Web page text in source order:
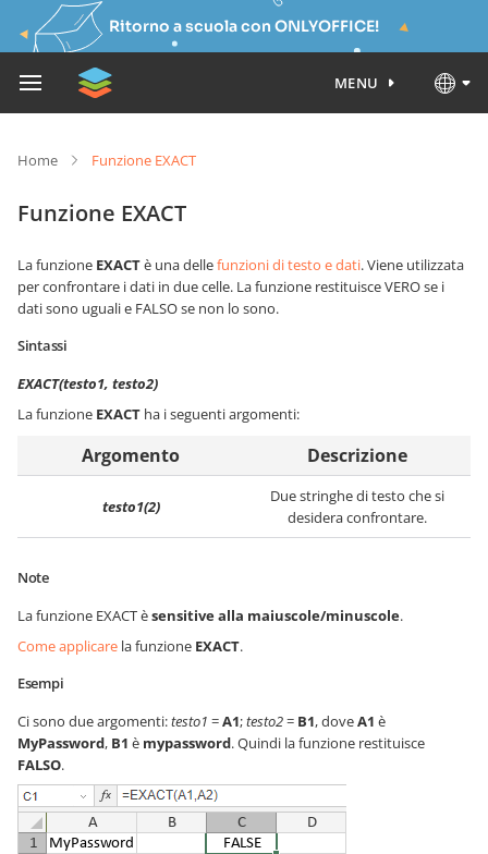
Ritorno a scuola con ONLYOFFICE!
MENU
Home Funzione EXACT
Funzione EXACT
La funzione EXACTè una dellefunzioni di testo e dati. Viene utilizzata
per confrontare i dati in due celle. La funzione restituisce VERO se i
dati sono uguali e FALSO se non lo sono.
Sintassi
EXACT(testo1, testo2)
La funzione EXACT ha i seguenti argomenti:
Argomento Descrizione
testo1(2)
Due stringhe di testo che si
desidera confrontare.
Note
La funzione EXACT èsensitive alla maiuscole/minuscole.
Come applicare la funzione EXACT.
Esempi
Ci sono due argomenti:testo1 =A1;testo2= B1, doveA1 è
MyPassword, B1 è mypassword. Quindi la funzione restituisce
FALSO.